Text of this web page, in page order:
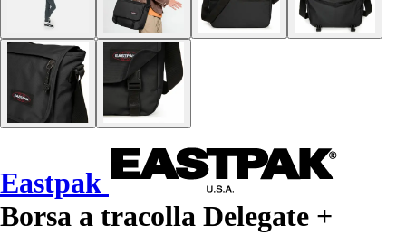
Eastpak
Borsa a tracolla Delegate +